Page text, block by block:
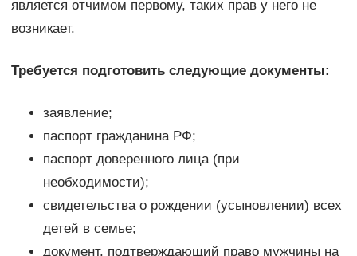
является отчимом первому, таких прав у него не
возникает.
Требуется подготовить следующие документы:
заявление;
паспорт гражданина РФ;
паспорт доверенного лица (при
необходимости);
свидетельства о рождении (усыновлении) всех
детей в семье;
документ, подтверждающий право мужчины на